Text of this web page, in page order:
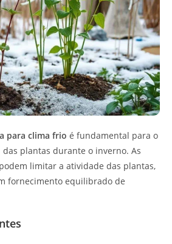
para clima frio é fundamental para o
plantas durante o inverno. As
limitar a atividade das plantas,
fornecimento equilibrado de